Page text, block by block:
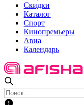
Скидки
Каталог
Спорт
Кинопремьеры
Авиа
Календарь